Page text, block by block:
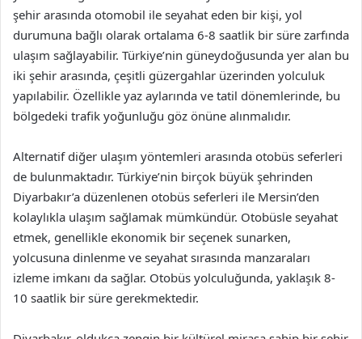
şehir arasında otomobil ile seyahat eden bir kişi, yol
durumuna bağlı olarak ortalama 6-8 saatlik bir süre zarfında
ulaşım sağlayabilir. Türkiye’nin güneydoğusunda yer alan bu
iki şehir arasında, çeşitli güzergahlar üzerinden yolculuk
yapılabilir. Özellikle yaz aylarında ve tatil dönemlerinde, bu
bölgedeki trafik yoğunluğu göz önüne alınmalıdır.
Alternatif diğer ulaşım yöntemleri arasında otobüs seferleri
de bulunmaktadır. Türkiye’nin birçok büyük şehrinden
Diyarbakır’a düzenlenen otobüs seferleri ile Mersin’den
kolaylıkla ulaşım sağlamak mümkündür. Otobüsle seyahat
etmek, genellikle ekonomik bir seçenek sunarken,
yolcusuna dinlenme ve seyahat sırasında manzaraları
izleme imkanı da sağlar. Otobüs yolculuğunda, yaklaşık 8-
10 saatlik bir süre gerekmektedir.